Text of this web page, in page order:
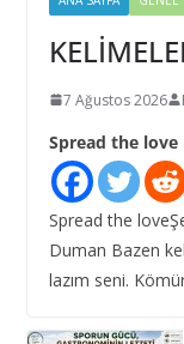
7 Ağustos 2026
Spread the love
Spread the
Duman Bazen
lazım seni.